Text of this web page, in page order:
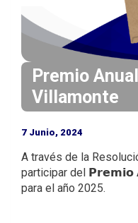
Premio
Villamonte
7 Junio, 2024
A través de la
participar del 𝗣𝗿𝗲𝗺𝗶𝗼
para el año 2025.